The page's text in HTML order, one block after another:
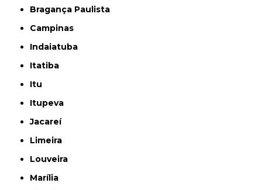
Bragança Paulista
Campinas
Indaiatuba
Itatiba
Itu
Itupeva
Jacareí
Limeira
Louveira
Marília